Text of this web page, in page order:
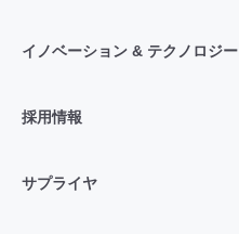
イノベーション & テクノロジー
採用情報
サプライヤ